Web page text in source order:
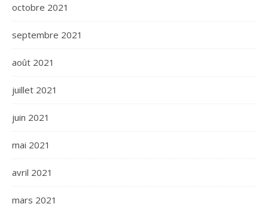
octobre 2021
septembre 2021
août 2021
juillet 2021
juin 2021
mai 2021
avril 2021
mars 2021